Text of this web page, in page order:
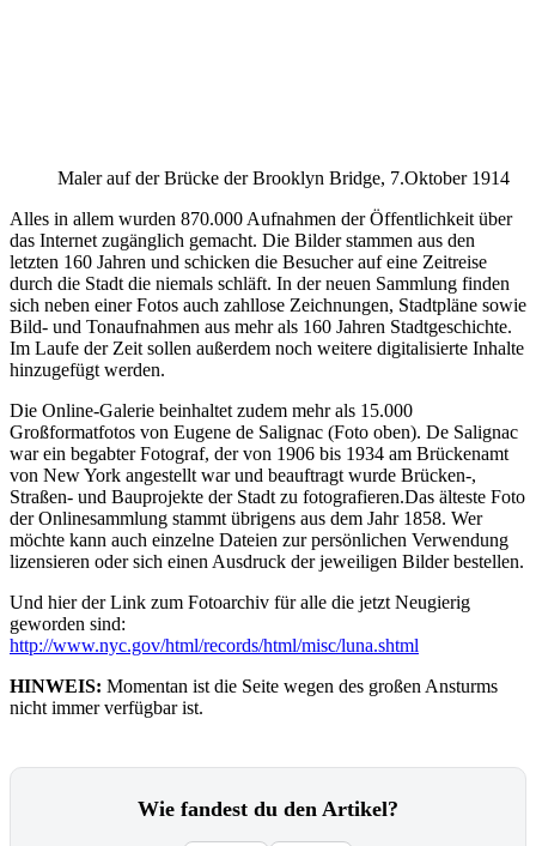
Maler auf der Brücke der Brooklyn Bridge, 7.Oktober 1914
Alles in allem wurden 870.000 Aufnahmen der Öffentlichkeit über
das Internet zugänglich gemacht. Die Bilder stammen aus den
letzten 160 Jahren und schicken die Besucher auf eine Zeitreise
durch die Stadt die niemals schläft. In der neuen Sammlung finden
sich neben einer Fotos auch zahllose Zeichnungen, Stadtpläne sowie
Bild- und Tonaufnahmen aus mehr als 160 Jahren Stadtgeschichte.
Im Laufe der Zeit sollen außerdem noch weitere digitalisierte Inhalte
hinzugefügt werden.
Die Online-Galerie beinhaltet zudem mehr als 15.000
Großformatfotos von Eugene de Salignac (Foto oben). De Salignac
war ein begabter Fotograf, der von 1906 bis 1934 am Brückenamt
von New York angestellt war und beauftragt wurde Brücken-,
Straßen- und Bauprojekte der Stadt zu fotografieren.Das älteste Foto
der Onlinesammlung stammt übrigens aus dem Jahr 1858. Wer
möchte kann auch einzelne Dateien zur persönlichen Verwendung
lizensieren oder sich einen Ausdruck der jeweiligen Bilder bestellen.
Und hier der Link zum Fotoarchiv für alle die jetzt Neugierig
geworden sind:
http://www.nyc.gov/html/records/html/misc/luna.shtml
HINWEIS: Momentan ist die Seite wegen des großen Ansturms
nicht immer verfügbar ist.
Wie fandest du den Artikel?